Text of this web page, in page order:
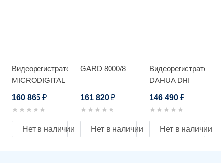
Видеорегистратор
MICRODIGITAL
160 865 ₽
Нет в наличии
GARD 8000/8
161 820₽
Нет в наличии
Видеорегистратор
DAHUA DHI-
146 490 ₽
Нет в наличии